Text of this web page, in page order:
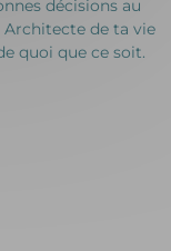
décisions au
de ta vie
quoi que ce soit.